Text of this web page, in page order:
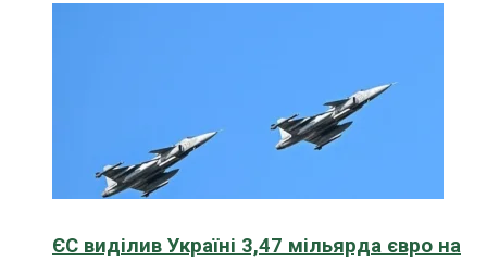
ЄС виділив Україні 3,47 мільярда євро на